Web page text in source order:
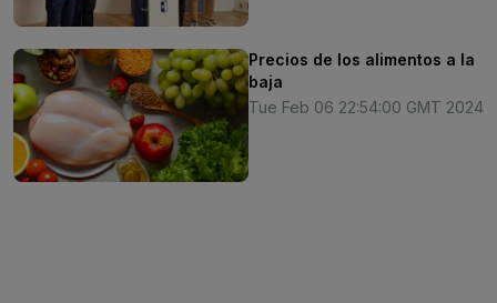
Precios de los alimentos a la
baja
Tue Feb 06 22:54:00 GMT 2024